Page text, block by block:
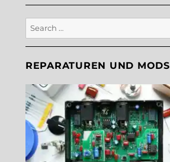
Search
for:
REPARATUREN UND MODS